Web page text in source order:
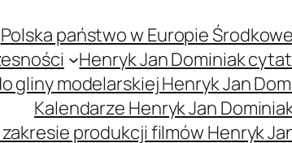
Polska państwo w Europie
Henryk Jan Dominiak
gliny modelarskiej Henryk Jan
Kalendarze Henryk Jan
zakresie produkcji filmów Henryk